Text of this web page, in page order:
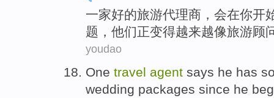
一家好的旅游代理商 ，会在你开
题 ， 他们正变得越来越像旅游顾
youdao
One travel agent says he has
wedding packages since he